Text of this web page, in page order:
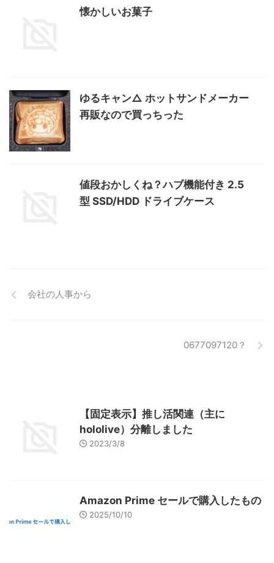
懐かしいお菓子
ゆるキャン△ ホットサンドメーカー
再販なので買っちった
値段おかしくね？ハブ機能付き 2.5
型 SSD/HDD ドライブケース
会社の人事から
0677097120？
【固定表示】推し活関連（主に
hololive）分離しました
2023/3/8
Amazon Prime セールで購入したもの
2025/10/10